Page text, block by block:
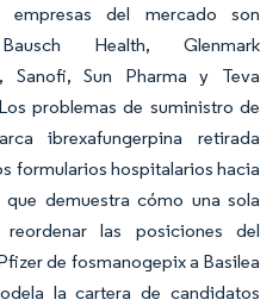
empresas del mercado son
Health, Glenmark
Sanofi, Sun Pharma y Teva
problemas de suministro de
ibrexafungerpina retirada
formularios hospitalarios hacia
demuestra cómo una sola
las posiciones del
de fosmanogepix a Basilea
la cartera de candidatos